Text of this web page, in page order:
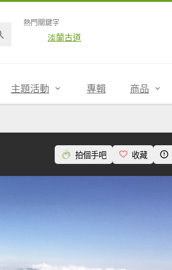
熱門關鍵字
淡蘭古道
主題活動 專輯 商品
拍個手吧 收藏